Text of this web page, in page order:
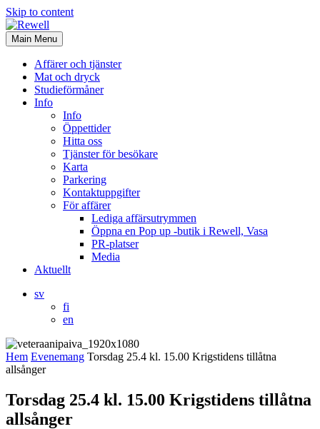
Skip to content
Main Menu
Affärer och tjänster
Mat och dryck
Studieförmåner
Info
Info
Öppettider
Hitta oss
Tjänster för besökare
Karta
Parkering
Kontaktuppgifter
För affärer
Lediga affärsutrymmen
Öppna en Pop up -butik i Rewell, Vasa
PR-platser
Media
Aktuellt
sv
fi
en
Hem Evenemang Torsdag 25.4 kl. 15.00 Krigstidens tillåtna
allsånger
Torsdag 25.4 kl. 15.00 Krigstidens tillåtna
allsånger